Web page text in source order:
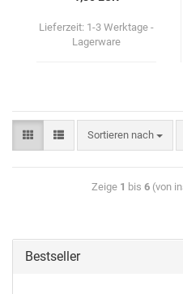
Lieferzeit: 1-3 Werktage -
Lagerware
Sortieren nach
Zeige 1 bis 6(von
Bestseller